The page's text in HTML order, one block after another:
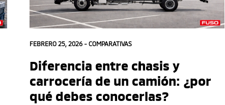
FEBRERO 25, 2026 - COMPARATIVAS
Diferencia entre chasis y
carrocería de un camión: ¿por
qué debes conocerlas?